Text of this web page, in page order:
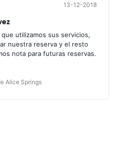
13-12-2018
utilizamos sus servicios,
nuestra reserva y el resto
nota para futuras reservas.
Alice Springs